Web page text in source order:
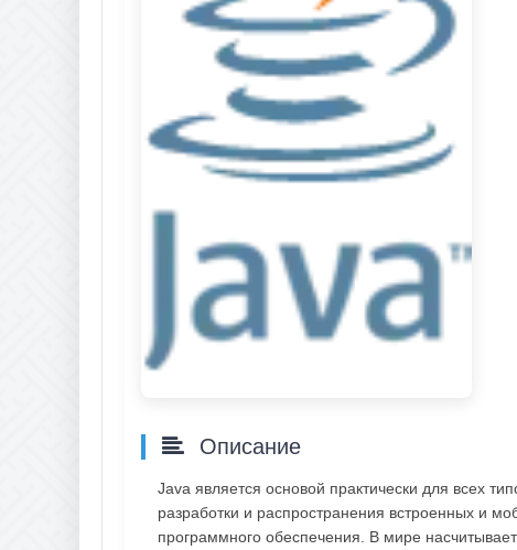
Описание
Java является основой практически для всех
разработки и распространения встроенных и
программного обеспечения. В мире